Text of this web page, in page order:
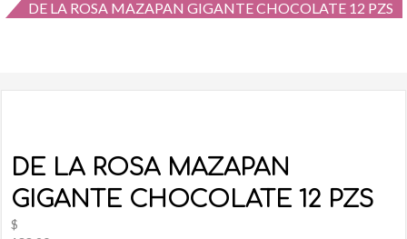
DE LA ROSA MAZAPAN GIGANTE CHOCOLATE 12 PZS
DE LA ROSA MAZAPAN
GIGANTE CHOCOLATE 12 PZS
$